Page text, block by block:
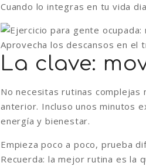
Cuando lo integras en tu vida
Aprovecha los descansos en el
La clave:
No necesitas rutinas
anterior. Incluso unos minutos
energía y bienestar.
Empieza poco a poco, prueba
Recuerda: la mejor rutina es la